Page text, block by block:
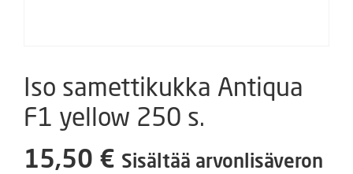
Iso samettikukka Antiqua
F1 yellow 250 s.
15,50 € Sisältää arvonlisäveron